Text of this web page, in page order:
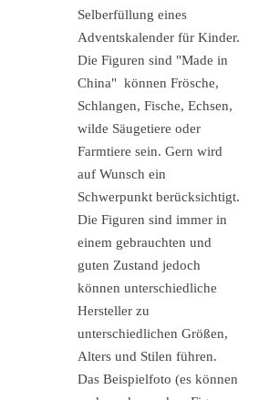
Selberfüllung eines
Adventskalender für Kinder.
Die Figuren sind "Made in
China" können Frösche,
Schlangen, Fische, Echsen,
wilde Säugetiere oder
Farmtiere sein. Gern wird
auf Wunsch ein
Schwerpunkt berücksichtigt.
Die Figuren sind immer in
einem gebrauchten und
guten Zustand jedoch
können unterschiedliche
Hersteller zu
unterschiedlichen Größen,
Alters und Stilen führen.
Das Beispielfoto (es können